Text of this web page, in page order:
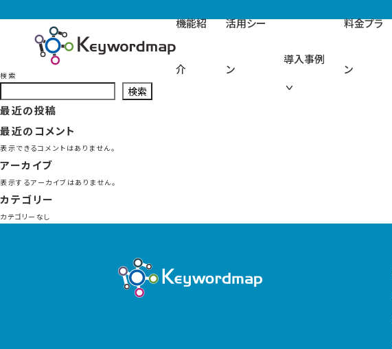
機能紹
介
活用シー
ン
導入事例
料金プラ
ン
検索
検索
最近の投稿
最近のコメント
表示できるコメントはありません。
アーカイブ
表示するアーカイブはありません。
カテゴリー
カテゴリーなし